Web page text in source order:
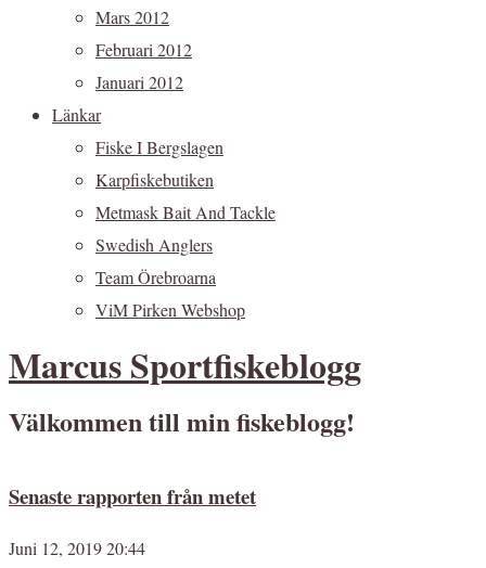
Mars 2012
Februari 2012
Januari 2012
Länkar
Fiske I Bergslagen
Karpfiskebutiken
Metmask Bait And Tackle
Swedish Anglers
Team Örebroarna
ViM Pirken Webshop
Marcus Sportfiskeblogg
Välkommen till min fiskeblogg!
Senaste rapporten från metet
Juni 12, 2019 20:44